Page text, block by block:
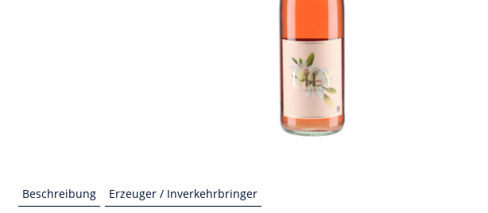
Beschreibung Erzeuger / Inverkehrbringer